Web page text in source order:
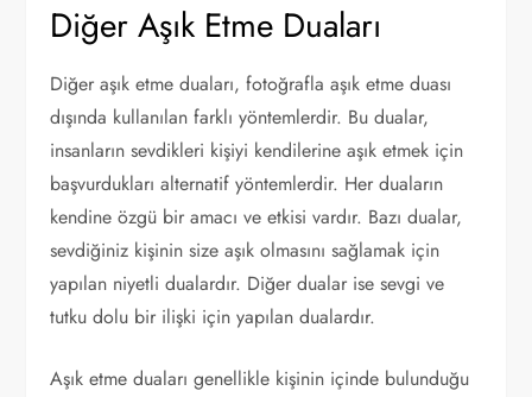
Diğer Aşık Etme Duaları
Diğer aşık etme duaları, fotoğrafla aşık etme duası
dışında kullanılan farklı yöntemlerdir. Bu dualar,
insanların sevdikleri kişiyi kendilerine aşık etmek için
başvurdukları alternatif yöntemlerdir. Her duaların
kendine özgü bir amacı ve etkisi vardır. Bazı dualar,
sevdiğiniz kişinin size aşık olmasını sağlamak için
yapılan niyetli dualardır. Diğer dualar ise sevgi ve
tutku dolu bir ilişki için yapılan dualardır.
Aşık etme duaları genellikle kişinin içinde bulunduğu